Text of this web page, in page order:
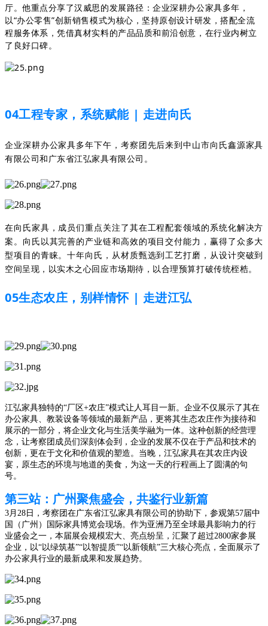
厅。他重点分享了汉威思的发展路径：企业深耕办公家具多年，
以“办公零售”创新销售模式为核心，坚持原创设计研发，搭配全流
程服务体系，凭借真材实料的产品品质和前沿创意，在行业内树立
了良好口碑。
04工程专家，系统赋能 | 走进向氏
企业深耕办公家具多年下午，考察团先后来到中山市向氏鑫源家具
有限公司和广东省江弘家具有限公司。
在向氏家具，成员们重点关注了其在工程配套领域的系统化解决方
案。向氏以其完善的产业链和高效的项目交付能力，赢得了众多大
型项目的青睐。十年向氏，从材质甄选到工艺打磨，从设计突破到
空间呈现，以实木之心回应市场期待，以合理预算打破传统桎梏。
05生态农庄，别样情怀 | 走进江弘
江弘家具独特的“厂区+农庄”模式让人耳目一新。企业不仅展示了其在
办公家具、教装设备等领域的最新产品，更将其生态农庄作为接待和
展示的一部分，将企业文化与生活美学融为一体。这种创新的经营理
念，让考察团成员们深刻体会到，企业的发展不仅在于产品和技术的
创新，更在于文化和价值观的塑造。当晚，江弘家具在其农庄内设
宴，原生态的环境与地道的美食，为这一天的行程画上了圆满的句
号。
第三站：广州聚焦盛会，共鉴行业新篇
3月28日，考察团在广东省江弘家具有限公司的协助下，参观第57届中
国（广州）国际家具博览会现场。作为亚洲乃至全球最具影响力的行
业盛会之一，本届展会规模宏大、亮点纷呈，汇聚了超过2800家参展
企业，以“以绿筑基”“以智提质”“以新领航”三大核心亮点，全面展示了
办公家具行业的最新成果和发展趋势。